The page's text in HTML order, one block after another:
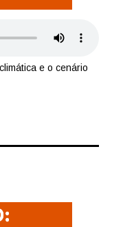
e o cenário